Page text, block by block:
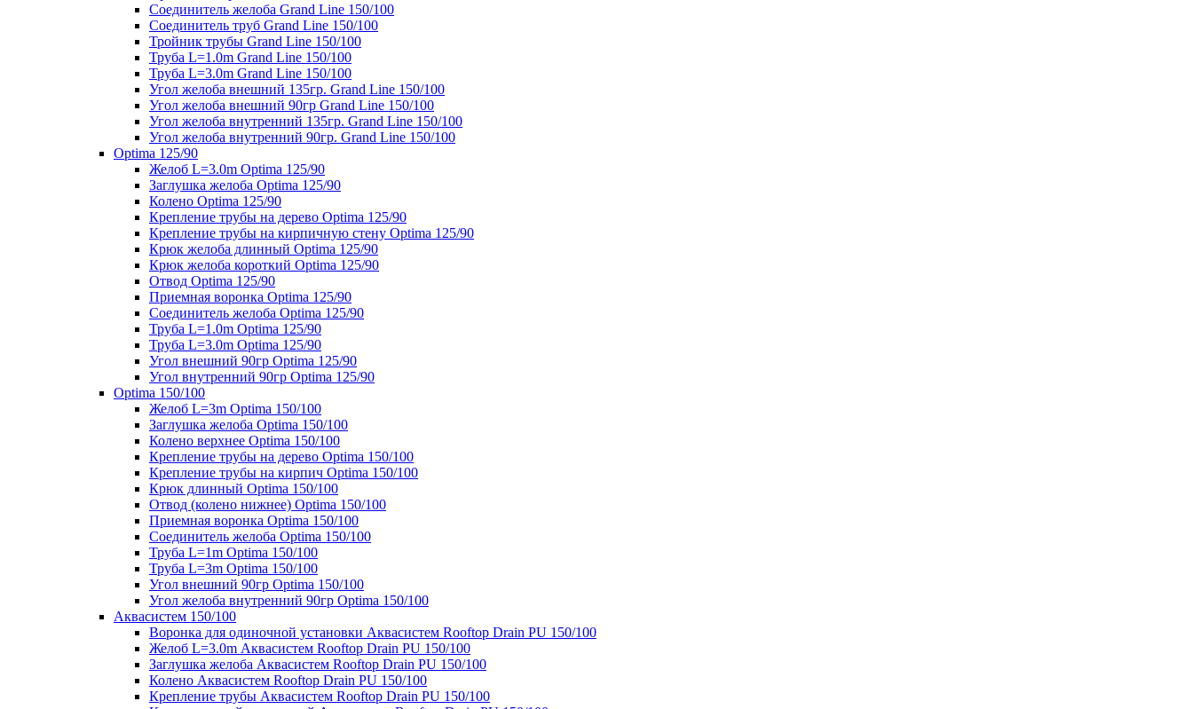
Соединитель желоба Grand Line 150/100
Соединитель труб Grand Line 150/100
Тройник трубы Grand Line 150/100
Труба L=1.0m Grand Line 150/100
Труба L=3.0m Grand Line 150/100
Угол желоба внешний 135гр. Grand Line 150/100
Угол желоба внешний 90гр Grand Line 150/100
Угол желоба внутренний 135гр. Grand Line 150/100
Угол желоба внутренний 90гр. Grand Line 150/100
Optima 125/90
Желоб L=3.0m Optima 125/90
Заглушка желоба Optima 125/90
Колено Optima 125/90
Крепление трубы на дерево Optima 125/90
Крепление трубы на кирпичную стену Optima 125/90
Крюк желоба длинный Optima 125/90
Крюк желоба короткий Optima 125/90
Отвод Optima 125/90
Приемная воронка Optima 125/90
Соединитель желоба Optima 125/90
Труба L=1.0m Optima 125/90
Труба L=3.0m Optima 125/90
Угол внешний 90гр Optima 125/90
Угол внутренний 90гр Optima 125/90
Optima 150/100
Желоб L=3m Optima 150/100
Заглушка желоба Optima 150/100
Колено верхнее Optima 150/100
Крепление трубы на дерево Optima 150/100
Крепление трубы на кирпич Optima 150/100
Крюк длинный Optima 150/100
Отвод (колено нижнее) Optima 150/100
Приемная воронка Optima 150/100
Соединитель желоба Optima 150/100
Труба L=1m Optima 150/100
Труба L=3m Optima 150/100
Угол внешний 90гр Optima 150/100
Угол желоба внутренний 90гр Optima 150/100
Аквасистем 150/100
Воронка для одиночной установки Аквасистем Rooftop Drain PU 150/100
Желоб L=3.0m Аквасистем Rooftop Drain PU 150/100
Заглушка желоба Аквасистем Rooftop Drain PU 150/100
Колено Аквасистем Rooftop Drain PU 150/100
Крепление трубы Аквасистем Rooftop Drain PU 150/100